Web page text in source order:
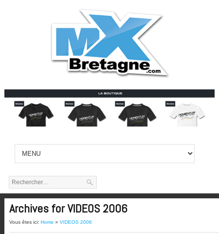
Archives for VIDEOS 2006
Vous êtes ici: Home » VIDEOS 2006